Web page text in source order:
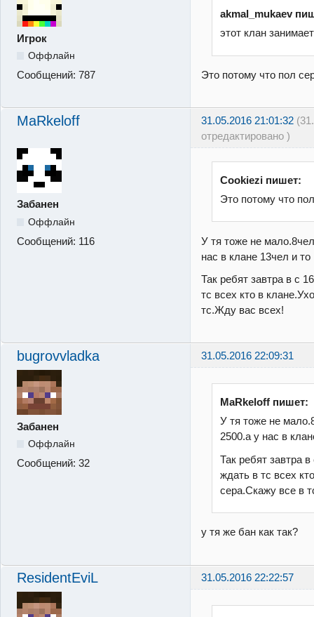
Игрок
Оффлайн
Сообщений: 787
akmal_mukaev
этот клан
Это потому что пол
MaRkeloff 31.05.2016 21:01:32
отредактировано )
Забанен
Оффлайн
Сообщений: 116
Cookiezi пишет:
Это потому что
У тя тоже не
нас в клане 13чел и
Так ребят завтра в с
тс всех кто в
тс.Жду вас всех!
bugrovvladka 31.05.2016 22:09:31
Забанен
Оффлайн
Сообщений: 32
MaRkeloff пишет:
У тя тоже не
2500.а у нас в
Так ребят завтра
ждать в тс всех
сера.Скажу все в
у тя же бан как так?
ResidentEviL 31.05.2016 22:22:57